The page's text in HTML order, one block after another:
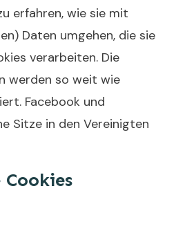
erfahren, wie sie mit
Daten umgehen, die sie
verarbeiten. Die
werden so weit wie
Facebook und
Sitze in den Vereinigten